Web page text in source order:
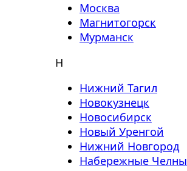
Москва
Магнитогорск
Мурманск
Н
Нижний Тагил
Новокузнецк
Новосибирск
Новый Уренгой
Нижний Новгород
Набережные Челны